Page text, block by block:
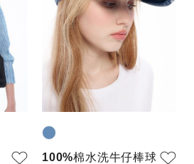
100%棉水洗牛仔棒球